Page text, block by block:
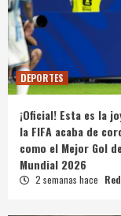
DEPORTES
¡Oficial! Esta es la
la FIFA acaba de
como el Mejor Gol
Mundial 2026
2 semanas hace